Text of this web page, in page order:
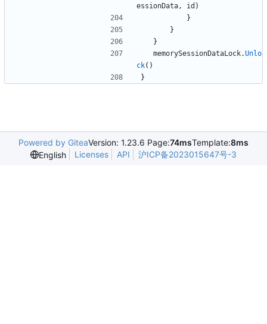
essionData, id )
}
}
}
memorySessionDataLock.Unlo
ck( )
}
Powered by GiteaVersion: 1.23.6 Page:74msTemplate:8ms
English
Licenses API 沪ICP备2023015647号-3